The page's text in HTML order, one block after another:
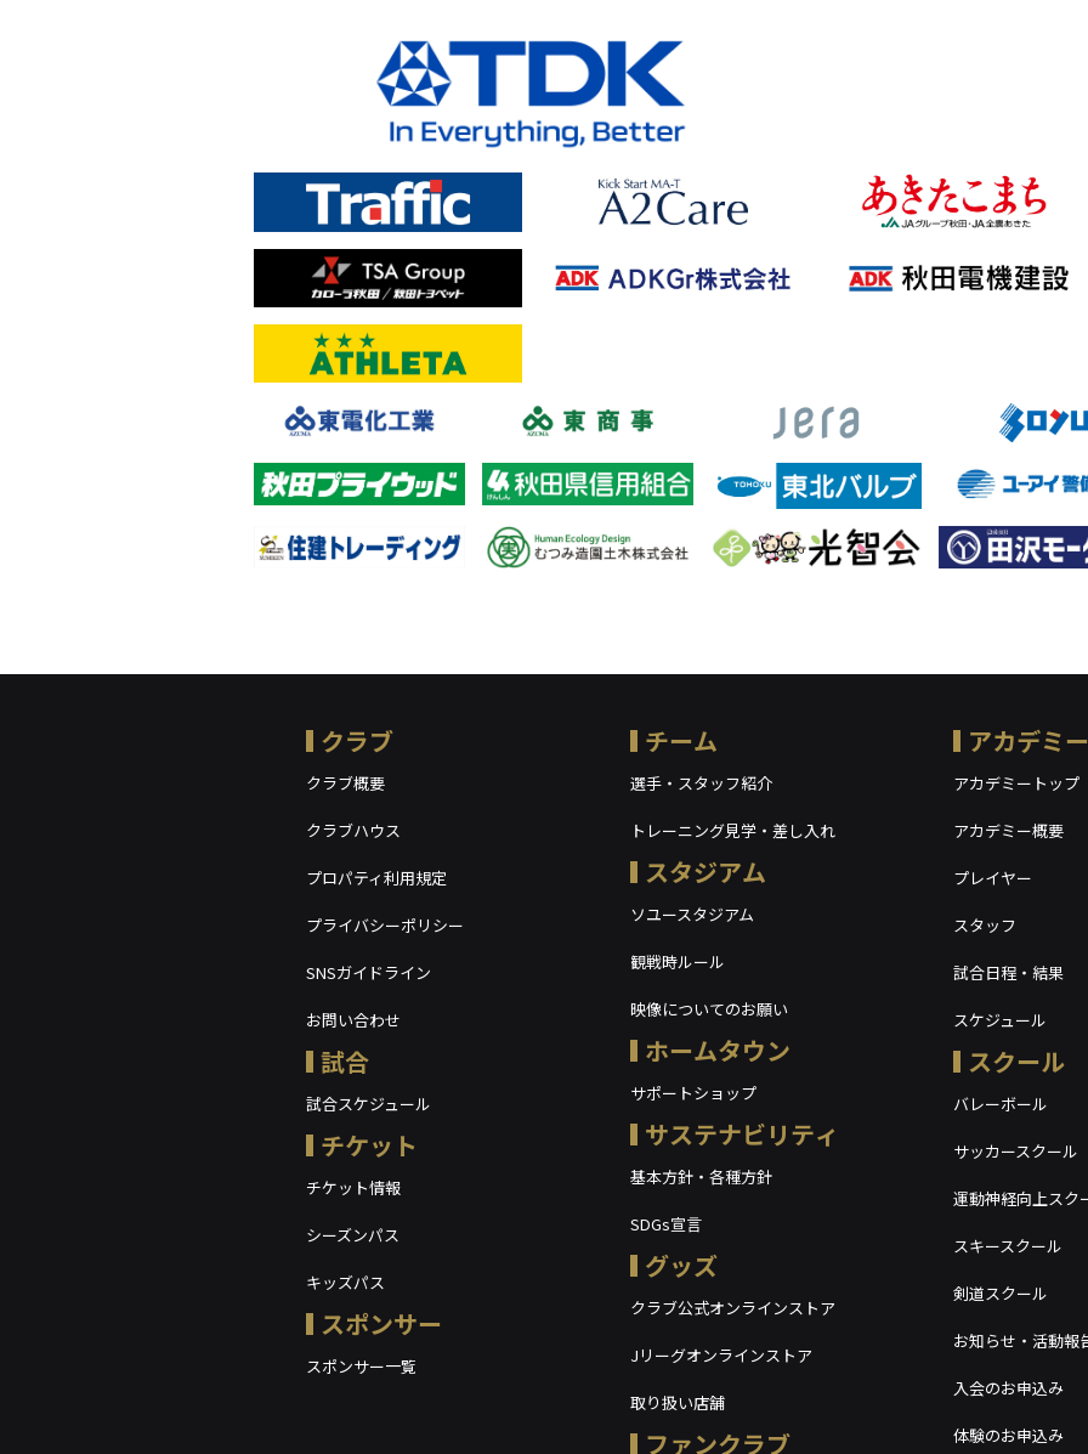
クラブ
クラブ概要
クラブハウス
プロパティ利用規定
プライバシーポリシー
SNSガイドライン
お問い合わせ
試合
試合スケジュール
チケット
チケット情報
シーズンパス
キッズパス
スポンサー
スポンサー一覧
チーム
選手・スタッフ紹介
トレーニング見学・差し入れ
スタジアム
ソユースタジアム
観戦時ルール
映像についてのお願い
ホームタウン
サポートショップ
サステナビリティ
基本方針・各種方針
SDGs宣言
グッズ
クラブ公式オンラインストア
Jリーグオンラインストア
取り扱い店舗
ファンクラブ
アカデミ
アカデミートップ
アカデミー概要
プレイヤー
スタッフ
試合日程・結果
スケジュール
スクール
バレーボール
サッカースクール
運動神経向上スク
スキースクール
剣道スクール
お知らせ・活動報
入会のお申込み
体験のお申込み